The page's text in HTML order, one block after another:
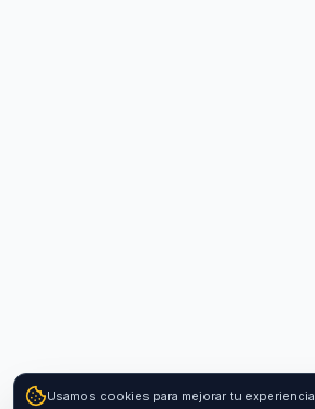
Usamos cookies para mejorar tu experiencia.